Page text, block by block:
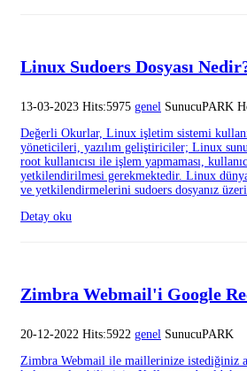
Linux Sudoers Dosyası
13-03-2023 Hits:5975 genel SunucuPARK
Değerli Okurlar, Linux işletim sistemi
yöneticileri, yazılım geliştiriciler; Linux
root kullanıcısı ile işlem yapmaması,
yetkilendirilmesi gerekmektedir. Linux
ve yetkilendirmelerini sudoers dosyanız
Detay oku
Zimbra Webmail'i Google
20-12-2022 Hits:5922 genel SunucuPARK
Zimbra Webmail ile maillerinize istediğiniz